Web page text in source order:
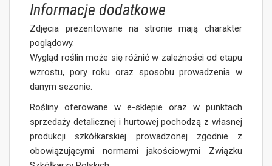
Informacje dodatkowe
Zdjęcia prezentowane na stronie mają charakter
poglądowy.
Wygląd roślin może się różnić w zależności od etapu
wzrostu, pory roku oraz sposobu prowadzenia w
danym sezonie.
Rośliny oferowane w e-sklepie oraz w punktach
sprzedaży detalicznej i hurtowej pochodzą z własnej
produkcji szkółkarskiej prowadzonej zgodnie z
obowiązującymi normami jakościowymi Związku